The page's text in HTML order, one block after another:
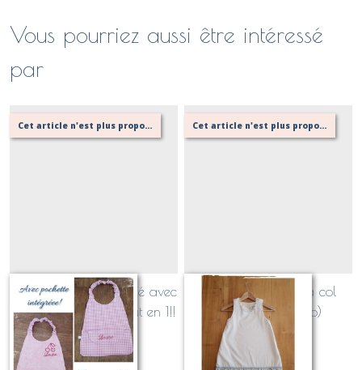
Vous pourriez aussi être intéressé
par
Cet article n'est plus proposé, retournez au menu principal ou contactez moi!
bavoir élastiqué, brodé avec
pochette intégrée! Tout en 1!!
Sur demande
Cet article n'est plus proposé, retournez au menu principal ou contactez moi!
turbulette Plumetis à col
(claudine ou polo)
Sur demande